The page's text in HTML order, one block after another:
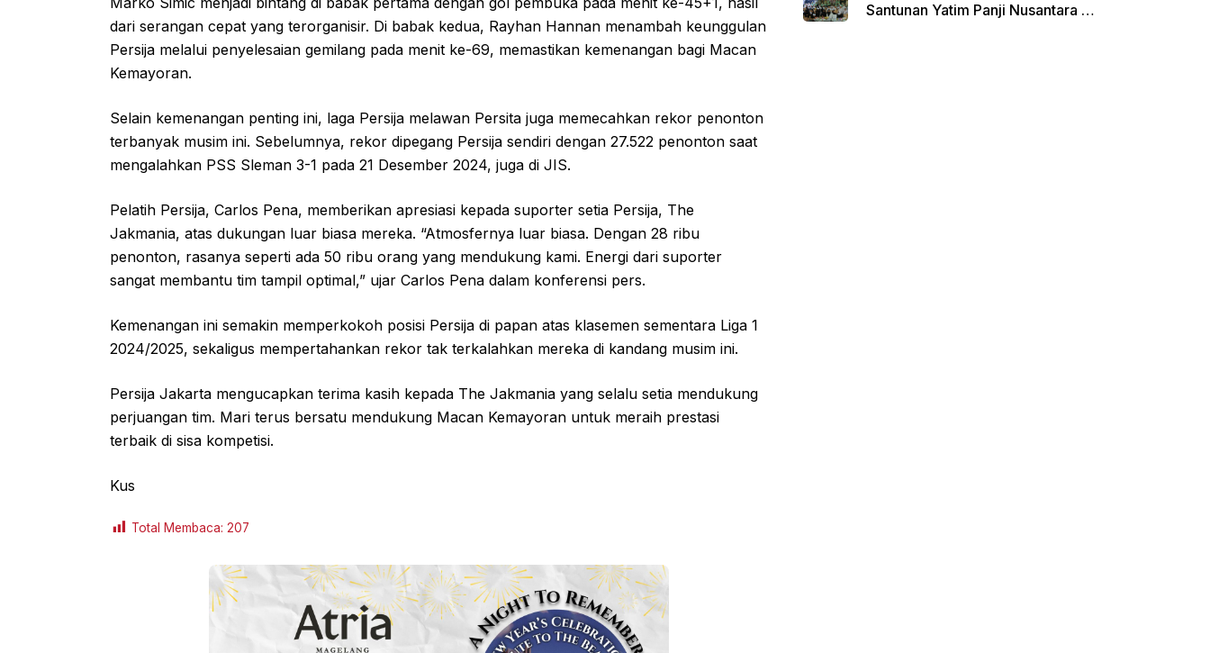
dari serangan cepat yang terorganisir. Di babak kedua, Rayhan Hannan menambah keunggulan
Persija melalui penyelesaian gemilang pada menit ke-69, memastikan kemenangan bagi Macan
Kemayoran.
Selain kemenangan penting ini, laga Persija melawan Persita juga memecahkan rekor penonton
terbanyak musim ini. Sebelumnya, rekor dipegang Persija sendiri dengan 27.522 penonton saat
mengalahkan PSS Sleman 3-1 pada 21 Desember 2024, juga di JIS.
Pelatih Persija, Carlos Pena, memberikan apresiasi kepada suporter setia Persija, The
Jakmania, atas dukungan luar biasa mereka. “Atmosfernya luar biasa. Dengan 28 ribu
penonton, rasanya seperti ada 50 ribu orang yang mendukung kami. Energi dari suporter
sangat membantu tim tampil optimal,” ujar Carlos Pena dalam konferensi pers.
Kemenangan ini semakin memperkokoh posisi Persija di papan atas klasemen sementara Liga 1
2024/2025, sekaligus mempertahankan rekor tak terkalahkan mereka di kandang musim ini.
Persija Jakarta mengucapkan terima kasih kepada The Jakmania yang selalu setia mendukung
perjuangan tim. Mari terus bersatu mendukung Macan Kemayoran untuk meraih prestasi
terbaik di sisa kompetisi.
Kus
Total Membaca: 207
Ramadhan
Santunan Yatim Panji Nusantara di